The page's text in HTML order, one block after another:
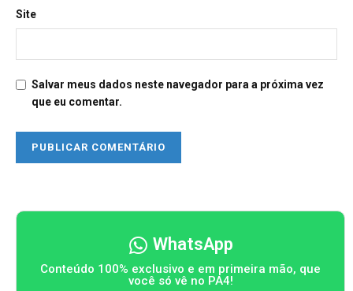
Site
Salvar meus dados neste navegador para a próxima vez
que eu comentar.
WhatsApp
Conteúdo 100% exclusivo e em primeira mão, que
você só vê no PA4!